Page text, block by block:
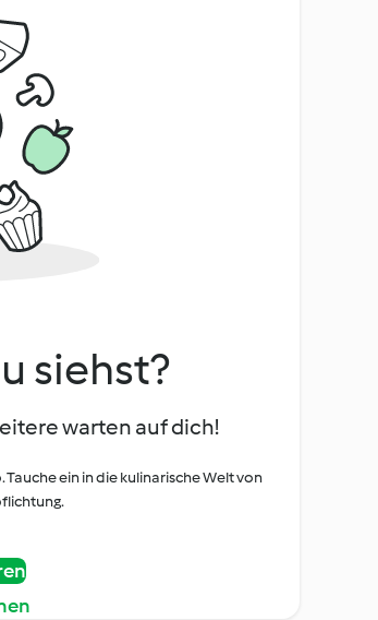
siehst?
warten auf dich!
ein in die kulinarische Welt von